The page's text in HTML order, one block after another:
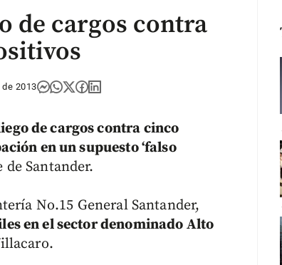
de cargos contra
2013
de cargos contra cinco
en un supuesto ‘falso
Santander.
No.15 General Santander,
en el sector denominado Alto